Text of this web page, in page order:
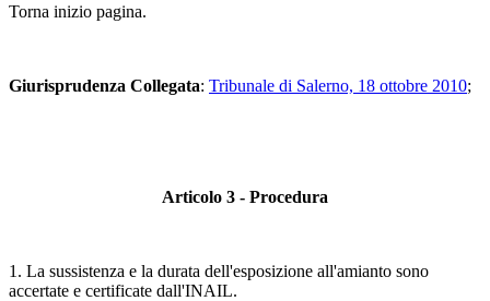
Torna inizio pagina.
Giurisprudenza Collegata: Tribunale di Salerno, 18 ottobre 2010;
Articolo 3 - Procedura
1. La sussistenza e la durata dell'esposizione all'amianto sono
accertate e certificate dall'INAIL.